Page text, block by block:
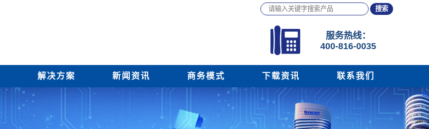
服务热线：
400-816-0035
解决方案 新闻资讯 商务模式 下载资讯 联系我们